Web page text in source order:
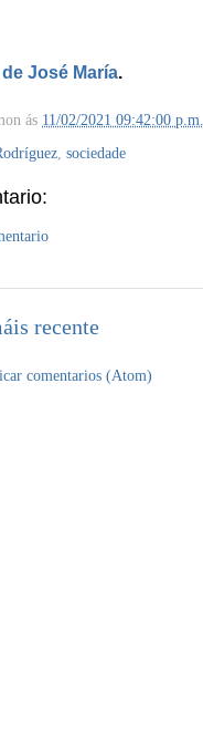
José María.
ás 11/02/2021 09:42:00 p.m.
sociedade
recente
comentarios (Atom)